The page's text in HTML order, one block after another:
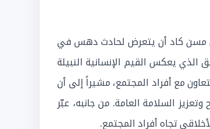
رجل مسن كاد أن يتعرض لحادث دهس في
يعكس القيم الإنسانية النبيلة
مع أفراد المجتمع، مشيراً إلى أن
السلامة العامة. من جانبه، عبّر
تجاه أفراد المجتمع.